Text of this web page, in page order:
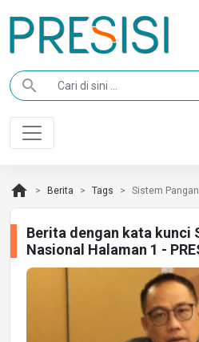
search
home Berita Tags Sistem
Berita dengan kata kunci
Nasional Halaman 1 -